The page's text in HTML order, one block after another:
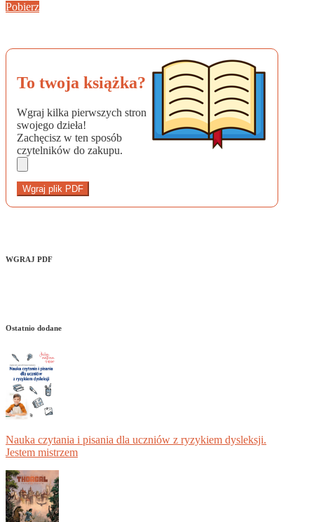
Pobierz
To twoja książka?
Wgraj kilka pierwszych stron
swojego dzieła!
Zachęcisz w ten sposób
czytelników do zakupu.
Wgraj plik PDF
WGRAJ PDF
Ostatnio dodane
Nauka czytania i pisania dla uczniów z ryzykiem dysleksji.
Jestem mistrzem